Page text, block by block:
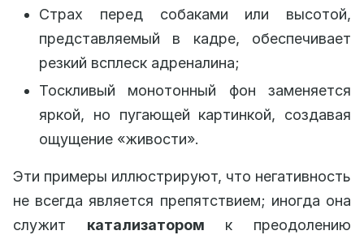
Страх перед собаками или высотой,
представляемый в кадре, обеспечивает
резкий всплеск адреналина;
Тоскливый монотонный фон заменяется
яркой, но пугающей картинкой, создавая
ощущение «живости».
Эти примеры иллюстрируют, что негативность
не всегда является препятствием; иногда она
служит катализатором к преодолению